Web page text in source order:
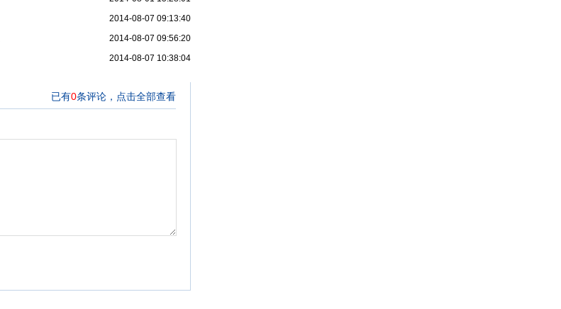
2014-08-07 09:13:40
2014-08-07 09:56:20
2014-08-07 10:38:04